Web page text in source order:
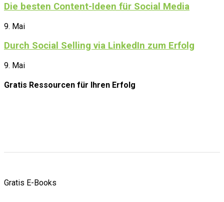
Die besten Content-Ideen für Social Media
9. Mai
Durch Social Selling via LinkedIn zum Erfolg
9. Mai
Gratis Ressourcen für Ihren Erfolg
Gratis E-Books